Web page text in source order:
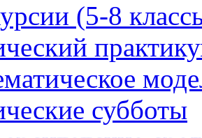
(5-8
субботы